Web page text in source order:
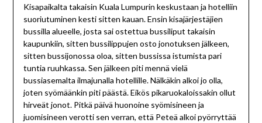
Kisapaikalta takaisin Kuala Lumpurin keskustaan ja hotelliin
suoriutuminen kesti sitten kauan. Ensin kisajärjestäjien
bussilla alueelle, josta sai ostettua bussiliput takaisin
kaupunkiin, sitten bussilippujen osto jonotuksen jälkeen,
sitten bussijonossa oloa, sitten bussissa istumista pari
tuntia ruuhkassa. Sen jälkeen piti mennä vielä
bussiasemalta ilmajunalla hotellille. Nälkäkin alkoi jo olla,
joten syömäänkin piti päästä. Eikös pikaruokaloissakin ollut
hirveät jonot. Pitkä päivä huonoine syömisineen ja
juomisineen verotti sen verran, että Peteä alkoi pyörryttää